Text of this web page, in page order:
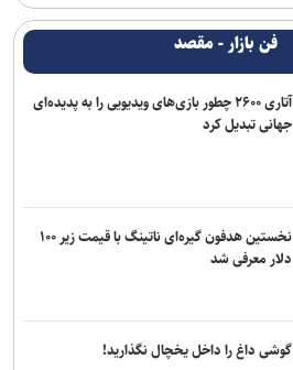
فن بازار - مقصد
آتاری ۲۶۰۰ چطور بازی‌های ویدیویی را به پدیده‌ای
جهانی تبدیل کرد
نخستین هدفون گیره‌ای ناتینگ با قیمت زیر ۱۰۰
دلار معرفی شد
گوشی داغ را داخل یخچال نگذارید!